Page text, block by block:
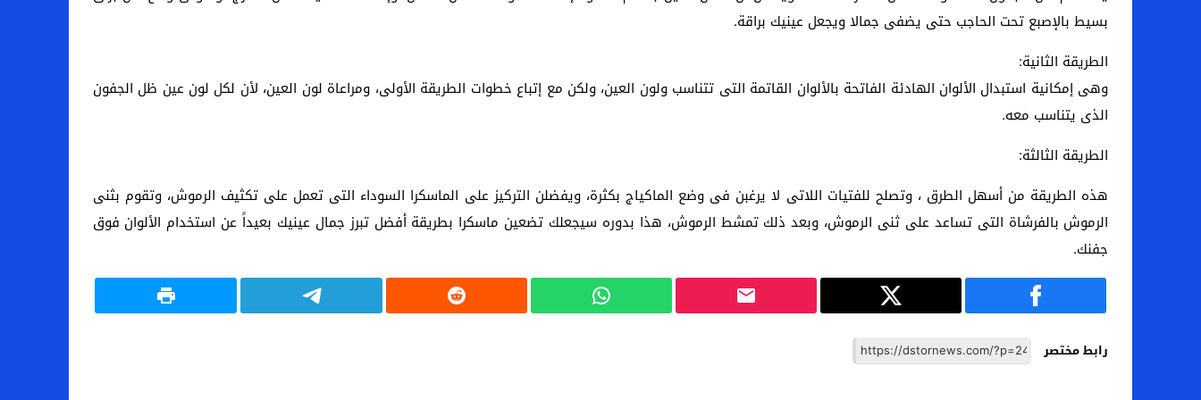
اخبار الرياضة – اليويفا يعقد اجتماعا طارئا لبحث خطة الفيفا لبيع حصة في كيان تجاري جديد
عالم الجريمة – قُتل أربعة مهاجرين غير شرعيين أثناء محاولتهم عبور القناة الإنجليزية باتجاه بريطانيا
بسيط بالإصبع تحت الحاجب حتى يضفى جمالا ويجعل عينيك براقة.
الطريقة الثانية:
وهى إمكانية استبدال الألوان الهادئة الفاتحة بالألوان القاتمة التى تتناسب ولون العين، ولكن مع إتباع خطوات الطريقة الأولى، ومراعاة لون العين، لأن لكل لون عين ظل الجفون
الذى يتناسب معه.
الطريقة الثالثة:
هذه الطريقة من أسهل الطرق ، وتصلح للفتيات اللاتى لا يرغبن فى وضع الماكياج بكثرة، ويفضلن التركيز على الماسكرا السوداء التى تعمل على تكثيف الرموش، وتقوم بثنى
الرموش بالفرشاة التى تساعد على ثنى الرموش، وبعد ذلك تمشط الرموش، هذا بدوره سيجعلك تضعين ماسكرا بطريقة أفضل تبرز جمال عينيك بعيداً عن استخدام الألوان فوق
جفنك.
رابط مختصر